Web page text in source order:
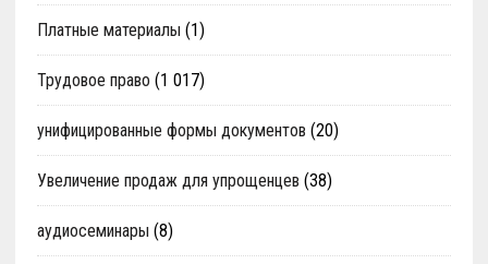
Платные материалы (1)
Трудовое право (1 017)
унифицированные формы документов (20)
Увеличение продаж для упрощенцев (38)
аудиосеминары (8)